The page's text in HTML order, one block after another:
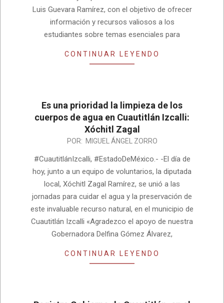
Luis Guevara Ramírez, con el objetivo de ofrecer
información y recursos valiosos a los
estudiantes sobre temas esenciales para
CONTINUAR LEYENDO
Es una prioridad la limpieza de los
cuerpos de agua en Cuautitlán Izcalli:
Xóchitl Zagal
POR: MIGUEL ÁNGEL ZORRO
#CuautitlánIzcalli, #EstadoDeMéxico.- -El día de
hoy, junto a un equipo de voluntarios, la diputada
local, Xóchitl Zagal Ramírez, se unió a las
jornadas para cuidar el agua y la preservación de
este invaluable recurso natural, en el municipio de
Cuautitlán Izcalli «Agradezco el apoyo de nuestra
Gobernadora Delfina Gómez Álvarez,
CONTINUAR LEYENDO